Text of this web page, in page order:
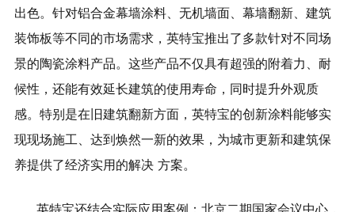
出色。针对铝合金幕墙涂料、无机墙面、幕墙翻新、建筑
装饰板等不同的市场需求，英特宝推出了多款针对不同场
景的陶瓷涂料产品。这些产品不仅具有超强的附着力、耐
候性，还能有效延长建筑的使用寿命，同时提升外观质
感。特别是在旧建筑翻新方面，英特宝的创新涂料能够实
现现场施工、达到焕然一新的效果，为城市更新和建筑保
养提供了经济实用的解决 方案。
英特宝还结合实际应用案例：北京二期国家会议中心，